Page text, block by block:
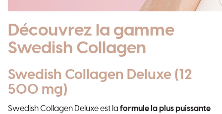
Découvrez la gamme
Swedish Collagen
Swedish Collagen Deluxe (12
500 mg)
Swedish Collagen Deluxe est laformule la plus puissante